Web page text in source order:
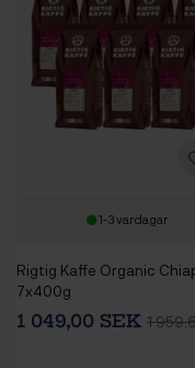
1-3 vardagar
Rigtig Kaffe Organic
7x400g
1 049,00 SEK 1